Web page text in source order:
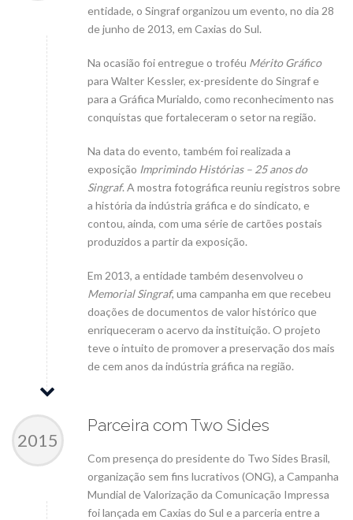
entidade, o Singraf organizou um evento, no dia 28
de junho de 2013, em Caxias do Sul.
Na ocasião foi entregue o troféu Mérito Gráfico
para Walter Kessler, ex-presidente do Singraf e
para a Gráfica Murialdo, como reconhecimento nas
conquistas que fortaleceram o setor na região.
Na data do evento, também foi realizada a
exposição Imprimindo Histórias – 25 anos do
Singraf. A mostra fotográfica reuniu registros sobre
a história da indústria gráfica e do sindicato, e
contou, ainda, com uma série de cartões postais
produzidos a partir da exposição.
Em 2013, a entidade também desenvolveu o
Memorial Singraf, uma campanha em que recebeu
doações de documentos de valor histórico que
enriqueceram o acervo da instituição. O projeto
teve o intuito de promover a preservação dos mais
de cem anos da indústria gráfica na região.
2015
Parceira com Two Sides
Com presença do presidente do Two Sides Brasil,
organização sem fins lucrativos (ONG), a Campanha
Mundial de Valorização da Comunicação Impressa
foi lançada em Caxias do Sul e a parceria entre a